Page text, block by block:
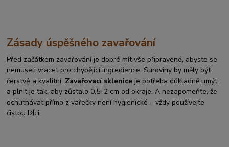
Zásady úspěšného zavařování
Před začátkem zavařování je dobré mít vše připravené, abyste se
nemuseli vracet pro chybějící ingredience. Suroviny by měly být
čerstvé a kvalitní. Zavařovací sklenice je potřeba důkladně umýt,
a plnit je tak, aby zůstalo 0,5–2 cm od okraje. A nezapomeňte, že
ochutnávat přímo z vařečky není hygienické – vždy používejte
čistou lžÍci.